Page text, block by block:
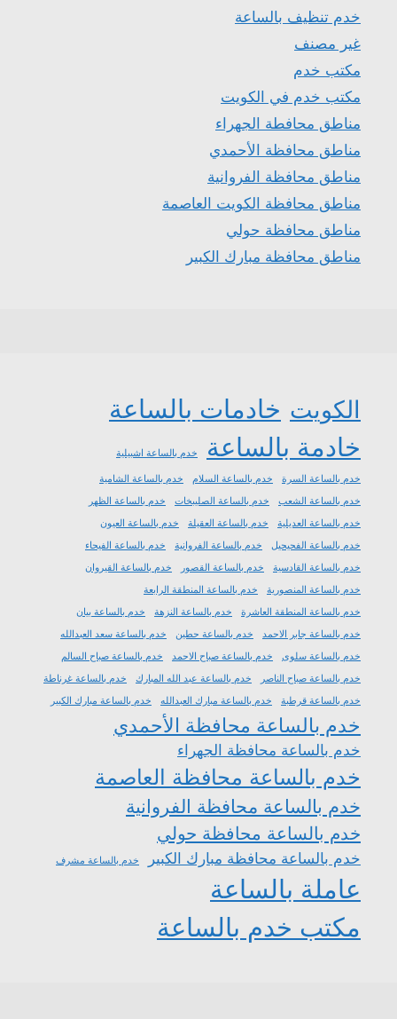
خدم تنظيف بالساعة
غير مصنف
مكتب خدم
مكتب خدم في الكويت
مناطق محافطة الجهراء
مناطق محافظة الأحمدي
مناطق محافظة الفروانية
مناطق محافظة الكويت العاصمة
مناطق محافظة حولي
مناطق محافظة مبارك الكبير
الكويت خادمات بالساعة
خادمة بالساعة
خدم بالساعة اشبيلية
خدم بالساعة السرة خدم بالساعة السلام
خدم بالساعة الشامية
خدم بالساعة الشعب
خدم بالساعة الصليبخات
خدم بالساعة الظهر
خدم بالساعة العديلية
خدم بالساعة العقيلة
خدم بالساعة العيون
خدم بالساعة الفحيحيل
خدم بالساعة الفروانية
خدم بالساعة الفيحاء
خدم بالساعة القادسية
خدم بالساعة القصور
خدم بالساعة القيروان
خدم بالساعة المنصورية
خدم بالساعة المنطقة الرابعة
خدم بالساعة المنطقة العاشرة
خدم بالساعة النزهة
خدم بالساعة بيان
خدم بالساعة جابر الاحمد
خدم بالساعة حطين
خدم بالساعة سعد العبدالله
خدم بالساعة سلوى
خدم بالساعة صباح الاحمد
خدم بالساعة صباح السالم
خدم بالساعة صباح الناصر
خدم بالساعة عبد الله المبارك
خدم بالساعة غرناطة
خدم بالساعة قرطبة
خدم بالساعة مبارك العبدالله خدم بالساعة مبارك الكبير
خدم بالساعة محافظة الأحمدي
خدم بالساعة محافظة الجهراء
خدم بالساعة محافظة العاصمة
خدم بالساعة محافظة الفروانية
خدم بالساعة محافظة حولي
خدم بالساعة محافظة مبارك الكبير خدم بالساعة مشرف
عاملة بالساعة
مكتب خدم بالساعة